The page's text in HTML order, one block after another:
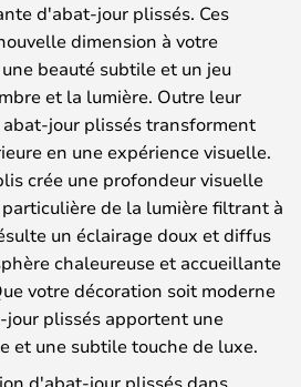
d'abat-jour plissés. Ces
dimension à votre
beauté subtile et un jeu
et la lumière. Outre leur
jour plissés transforment
en une expérience visuelle.
crée une profondeur visuelle
de la lumière filtrant à
un éclairage doux et diffus
chaleureuse et accueillante
votre décoration soit moderne
jour plissés apportent une
et une subtile touche de luxe.
d'abat-jour plissés dans